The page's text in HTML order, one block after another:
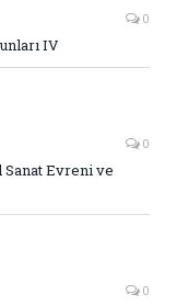
0
IV
0
Sanat Evreni ve
0